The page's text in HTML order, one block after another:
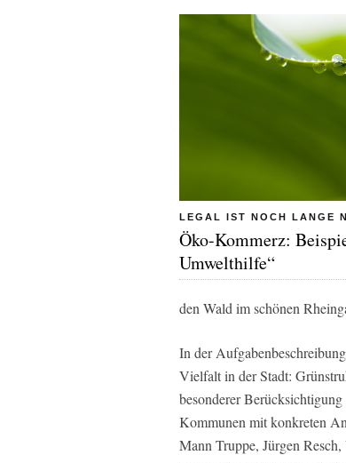
LEGAL IST NOCH LANGE
Öko-Kommerz:
Umwelthilfe“
den Wald im schönen
In der
Vielfalt in der Stadt:
besonderer
Kommunen mit konkreten
Mann Truppe, Jürgen